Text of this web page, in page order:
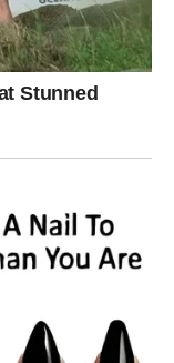
pravi trenutak.
mir i spoljašnje
koji često
da ne morate